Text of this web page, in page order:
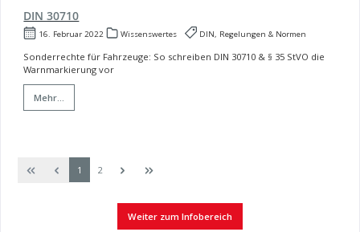
DIN 30710
16. Februar 2022 Wissenswertes DIN, Regelungen & Normen
Sonderrechte für Fahrzeuge: So schreiben DIN 30710 & § 35 StVO die
Warnmarkierung vor
Mehr...
Seite
1 Seite
2
Weiter zum Infobereich